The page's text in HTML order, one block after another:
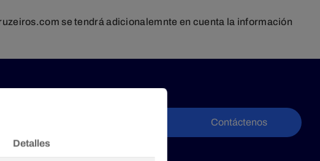
se tendrá adicionalemnte en cuenta la información
Contáctenos